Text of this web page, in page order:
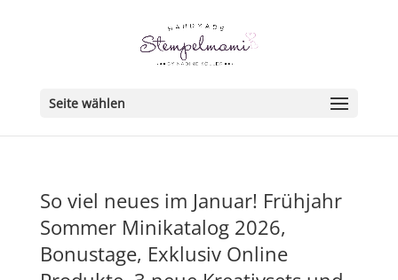
Seite wählen
So viel neues im Januar! Frühjahr
Sommer Minikatalog 2026,
Bonustage, Exklusiv Online